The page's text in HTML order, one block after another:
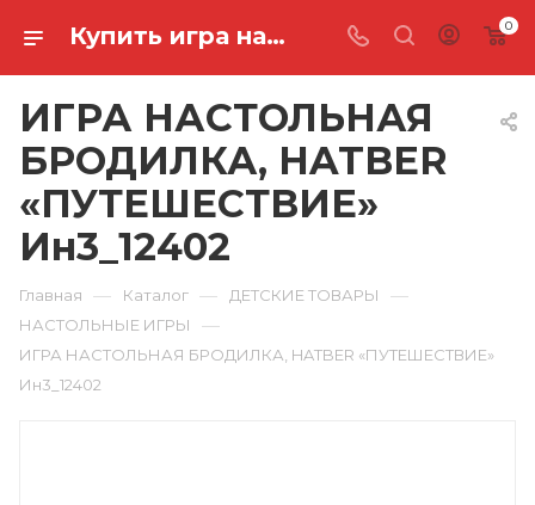
Купить игра настольная бродилка, hatber «путешествие» Ин3_12402 в Ростове-на-Дону 0
ИГРА НАСТОЛЬНАЯ
БРОДИЛКА, HATBER
«ПУТЕШЕСТВИЕ»
Ин3_12402
Главная — Каталог — ДЕТСКИЕ ТОВАРЫ —
НАСТОЛЬНЫЕ ИГРЫ —
ИГРА НАСТОЛЬНАЯ БРОДИЛКА, HATBER «ПУТЕШЕСТВИЕ»
Ин3_12402